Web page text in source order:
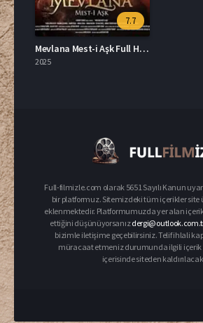
7.7
Mevlana Mest-i Aşk Full HD İzle
2025
Full-filmizle.com olarak 5651 Sayılı Kanun
bir platformuz. Sitemizdeki tüm içerikler site
eklenmektedir. Platformumuzda yer alan
ettiğini düşünüyorsanız
bizimle iletişime geçebilirsiniz. Telif ihlali
müracaat etmeniz durumunda ilgili içerik
içerisinde siteden